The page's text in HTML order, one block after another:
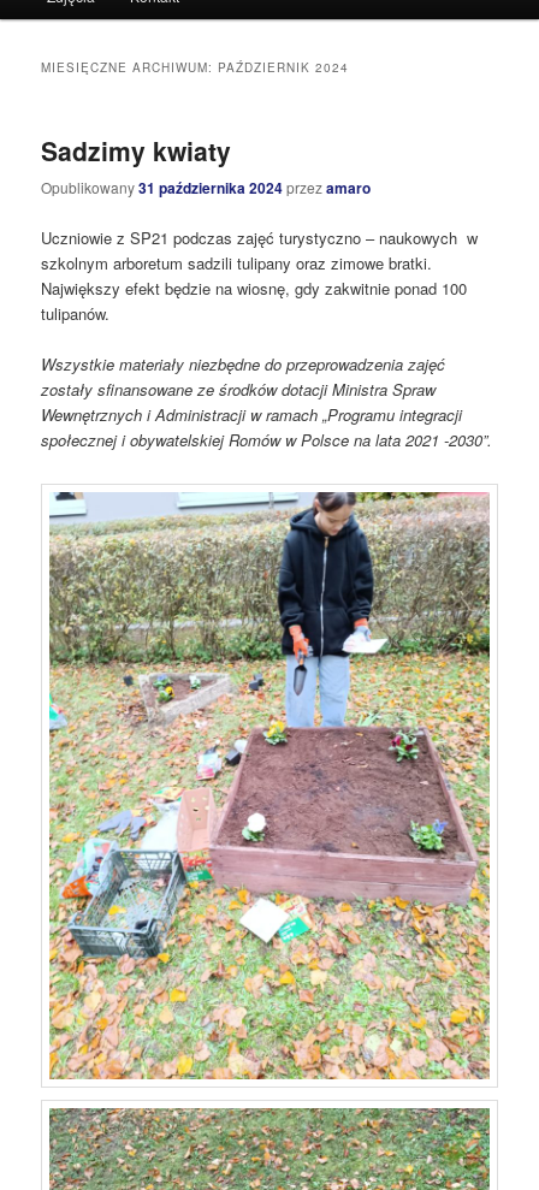
MIESIĘCZNE ARCHIWUM: PAŹDZIERNIK 2024
Sadzimy kwiaty
Opublikowany31 października 2024przezamaro
Uczniowie z SP21 podczas zajęć turystyczno – naukowych w
szkolnym arboretum sadzili tulipany oraz zimowe bratki.
Największy efekt będzie na wiosnę, gdy zakwitnie ponad 100
tulipanów.
Wszystkie materiały niezbędne do przeprowadzenia zajęć
zostały sfinansowane ze środków dotacji Ministra Spraw
Wewnętrznych i Administracji w ramach „Programu integracji
społecznej i obywatelskiej Romów w Polsce na lata 2021 -2030”.